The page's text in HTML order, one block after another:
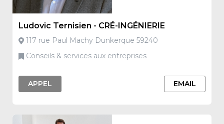
Ludovic Ternisien - CRÉ-INGÉNIERIE
117 rue Paul Machy Dunkerque 59240
Conseils & services aux entreprises
APPEL EMAIL